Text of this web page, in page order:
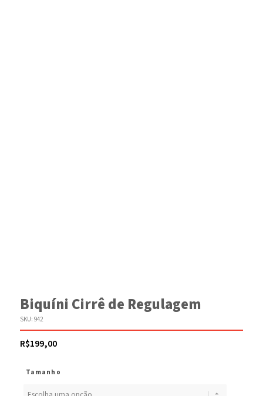
Biquíni Cirrê de Regulagem
SKU: 942
R$199,00
Tamanho